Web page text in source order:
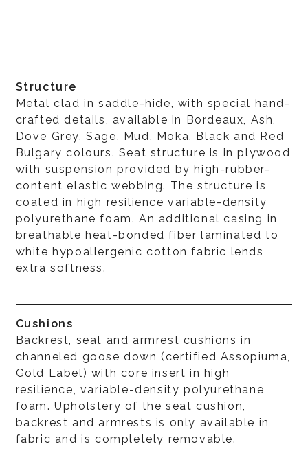
Structure
Metal clad in saddle-hide, with special hand-
crafted details, available in Bordeaux, Ash,
Dove Grey, Sage, Mud, Moka, Black and Red
Bulgary colours. Seat structure is in plywood
with suspension provided by high-rubber-
content elastic webbing. The structure is
coated in high resilience variable-density
polyurethane foam. An additional casing in
breathable heat-bonded fiber laminated to
white hypoallergenic cotton fabric lends
extra softness.
Cushions
Backrest, seat and armrest cushions in
channeled goose down (certified Assopiuma,
Gold Label) with core insert in high
resilience, variable-density polyurethane
foam. Upholstery of the seat cushion,
backrest and armrests is only available in
fabric and is completely removable.